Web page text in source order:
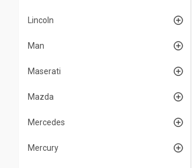
Lincoln
Man
Maserati
Mazda
Mercedes
Mercury